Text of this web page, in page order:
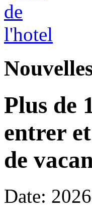
Plus de
entrer
de
Date: